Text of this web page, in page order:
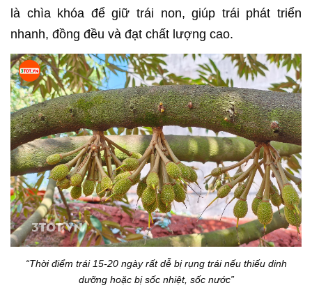
là chìa khóa để giữ trái non, giúp trái phát triển
nhanh, đồng đều và đạt chất lượng cao.
“Thời điểm trái 15-20 ngày rất dễ bị rụng trái nếu thiếu dinh
dưỡng hoặc bị sốc nhiệt, sốc nước”